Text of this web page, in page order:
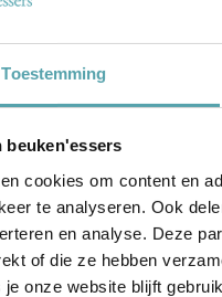
Toestemming
beuken'essers
cookies om content en
te analyseren. Ook
en analyse. Deze
of die ze hebben
onze website blijft
Blijf
overzicht